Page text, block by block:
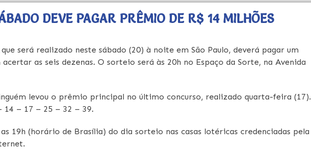
DEVE PAGAR PRÊMIO DE R$ 14 MILHÕES
será realizado neste sábado (20) à noite em São Paulo, deverá pagar um
as seis dezenas. O sorteio será às 20h no Espaço da Sorte, na Avenida
levou o prêmio principal no último concurso, realizado quarta-feira (17).
14 – 17 – 25 – 32 – 39.
19h (horário de Brasília) do dia sorteio nas casas lotéricas credenciadas pela